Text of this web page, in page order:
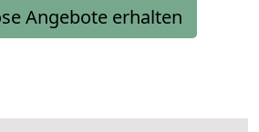
Angebote erhalten